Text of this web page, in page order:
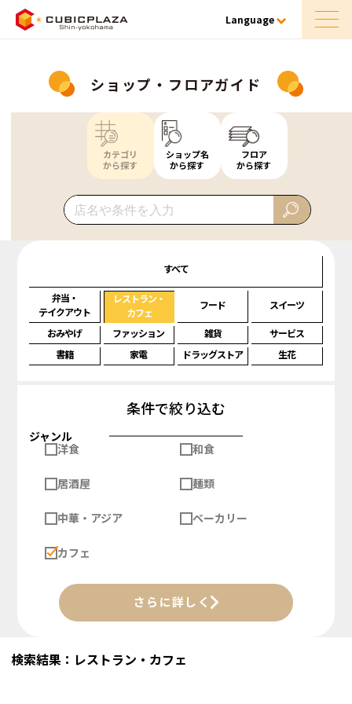
Language
ショップ・フロアガイド
カテゴリ
から探す
ショップ名
から探す
フロア
から探す
すべて
弁当・
テイクアウト
レストラン・
カフェ
フード スイーツ
おみやげ ファッション 雑貨
サービス
書籍
家電 ドラッグストア 生花
条件で絞り込む
ジャンル
洋食
和食
居酒屋 麺類
中華・アジア ベーカリー
カフェ
さらに詳しく
検索結果：レストラン・カフェ